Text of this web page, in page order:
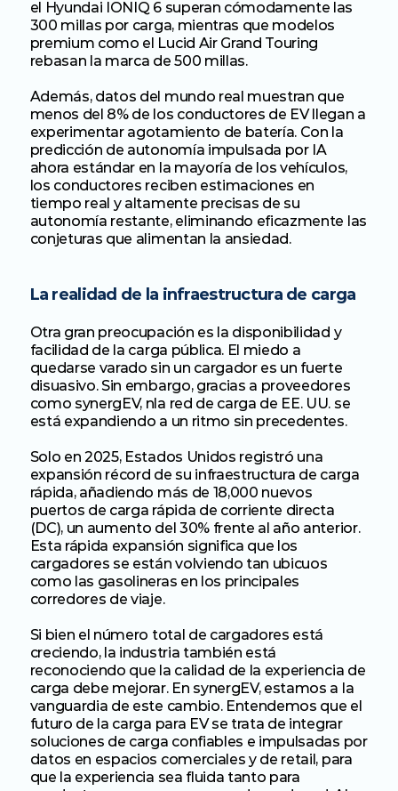
el Hyundai IONIQ 6 superan cómodamente las
300 millas por carga, mientras que modelos
premium como el Lucid Air Grand Touring
rebasan la marca de 500 millas.
Además, datos del mundo real muestran que
menos del 8% de los conductores de EV llegan a
experimentar agotamiento de batería. Con la
predicción de autonomía impulsada por IA
ahora estándar en la mayoría de los vehículos,
los conductores reciben estimaciones en
tiempo real y altamente precisas de su
autonomía restante, eliminando eficazmente las
conjeturas que alimentan la ansiedad.
La realidad de la infraestructura de carga
Otra gran preocupación es la disponibilidad y
facilidad de la carga pública. El miedo a
quedarse varado sin un cargador es un fuerte
disuasivo. Sin embargo, gracias a proveedores
como synergEV, nla red de carga de EE. UU. se
está expandiendo a un ritmo sin precedentes.
Solo en 2025, Estados Unidos registró una
expansión récord de su infraestructura de carga
rápida, añadiendo más de 18,000 nuevos
puertos de carga rápida de corriente directa
(DC), un aumento del 30% frente al año anterior.
Esta rápida expansión significa que los
cargadores se están volviendo tan ubicuos
como las gasolineras en los principales
corredores de viaje.
Si bien el número total de cargadores está
creciendo, la industria también está
reconociendo que la calidad de la experiencia de
carga debe mejorar. En synergEV, estamos a la
vanguardia de este cambio. Entendemos que el
futuro de la carga para EV se trata de integrar
soluciones de carga confiables e impulsadas por
datos en espacios comerciales y de retail, para
que la experiencia sea fluida tanto para